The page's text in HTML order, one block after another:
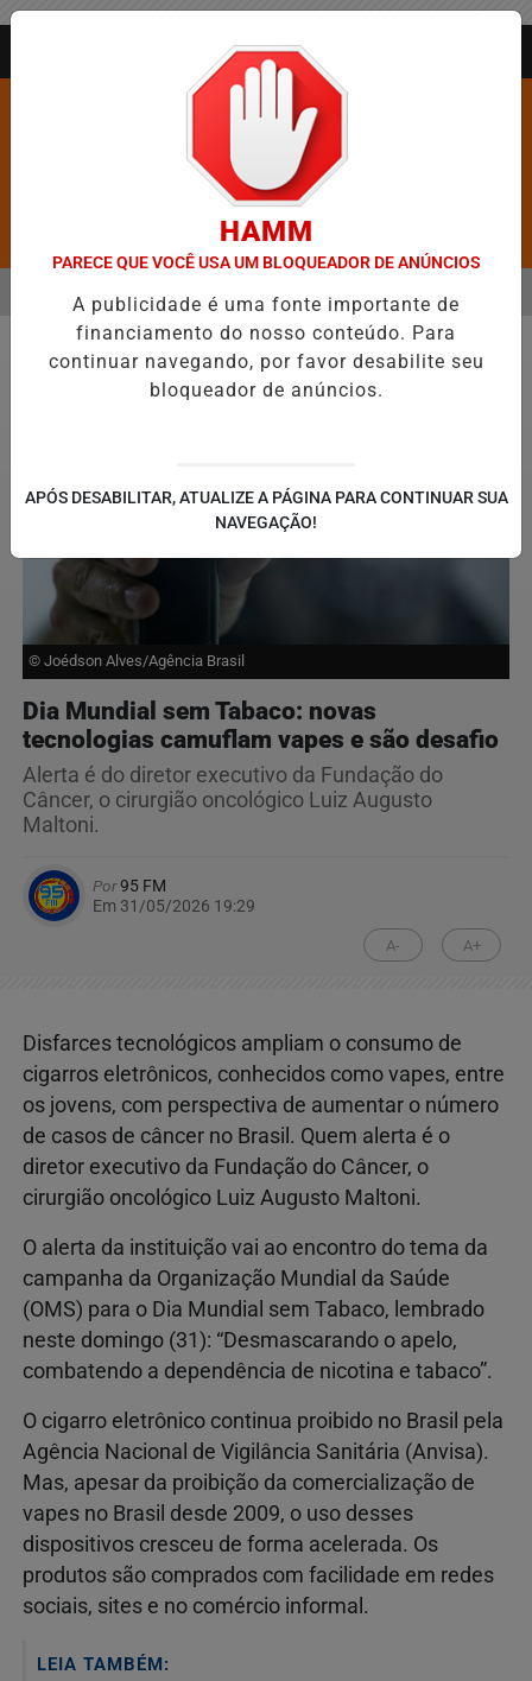
Pesquisar Notícia
É CONFIRMADA NO DIA DO EVANGÉLICO EM JEQUIÉ E REFORÇA
EM ALTA
MENU
Saúde
© Joédson Alves/Agência Brasil
Dia Mundial sem Tabaco: novas
tecnologias camuflam vapes e são desafio
Alerta é do diretor executivo da Fundação do
Câncer, o cirurgião oncológico Luiz Augusto
Maltoni.
Por95 FM
Em 31/05/2026 19:29
A- A+
Disfarces tecnológicos ampliam o consumo de
cigarros eletrônicos, conhecidos como vapes, entre
os jovens, com perspectiva de aumentar o número
de casos de câncer no Brasil. Quem alerta é o
diretor executivo da Fundação do Câncer, o
cirurgião oncológico Luiz Augusto Maltoni.
O alerta da instituição vai ao encontro do tema da
campanha da Organização Mundial da Saúde
(OMS) para o Dia Mundial sem Tabaco, lembrado
neste domingo (31): “Desmascarando o apelo,
combatendo a dependência de nicotina e tabaco”.
O cigarro eletrônico continua proibido no Brasil pela
Agência Nacional de Vigilância Sanitária (Anvisa).
Mas, apesar da proibição da comercialização de
vapes no Brasil desde 2009, o uso desses
dispositivos cresceu de forma acelerada. Os
produtos são comprados com facilidade em redes
sociais, sites e no comércio informal.
LEIA TAMBÉM:
HAMM
PARECE QUE VOCÊ USA UM BLOQUEADOR DE ANÚNCIOS
A publicidade é uma fonte importante de
financiamento do nosso conteúdo. Para
continuar navegando, por favor desabilite seu
bloqueador de anúncios.
APÓS DESABILITAR, ATUALIZE A PÁGINA PARA CONTINUAR SUA
NAVEGAÇÃO!